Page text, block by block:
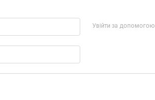
Увійти за допомогою